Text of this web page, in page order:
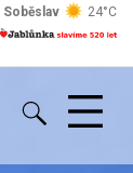
Soběslav 24°C